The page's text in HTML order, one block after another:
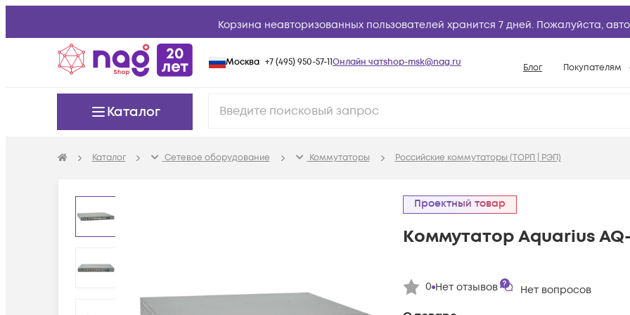
Корзина неавторизованных пользователей хранится 7 дней. Пожалуйста,
Москва +7 (495) 950-57-11Онлайн чатshop-msk@nag.ru Блог Покупателям
Вопросы и
Каталог
Каталог Сетевое оборудование Коммутаторы Российские коммутаторы (ТОРП | РЭП)
Проектный товар
Коммутатор Aquarius
0 Нет отзывов Нет вопросов